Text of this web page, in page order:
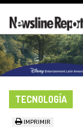
TECNOLOGÍA
IMPRIMIR